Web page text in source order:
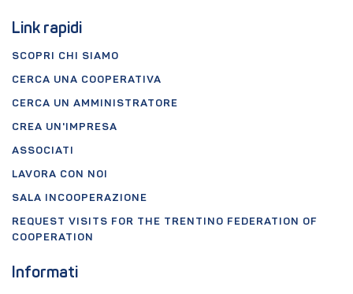
Link rapidi
SCOPRI CHI SIAMO
CERCA UNA COOPERATIVA
CERCA UN AMMINISTRATORE
CREA UN'IMPRESA
ASSOCIATI
LAVORA CON NOI
SALA INCOOPERAZIONE
REQUEST VISITS FOR THE TRENTINO FEDERATION OF
COOPERATION
Informati